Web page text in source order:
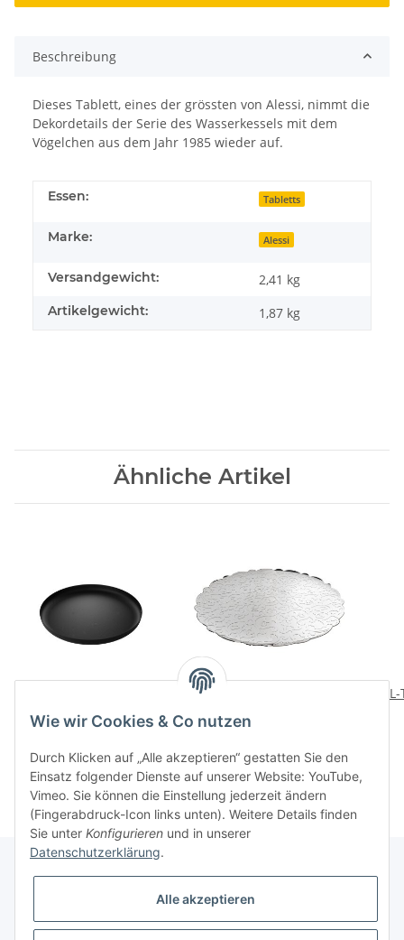
Beschreibung
Dieses Tablett, eines der grössten von Alessi, nimmt die
Dekordetails der Serie des Wasserkessels mit dem
Vögelchen aus dem Jahr 1985 wieder auf.
Essen: Tabletts
Marke: Alessi
Versandgewicht: 2,41 kg
Artikelgewicht: 1,87 kg
Ähnliche Artikel
schwarz
105,00 CHF*
DRESSED Platte rund
Wie wir Cookies & Co nutzen
Durch Klicken auf „Alle akzeptieren“ gestatten Sie den
Einsatz folgender Dienste auf unserer Website: YouTube,
Vimeo. Sie können die Einstellung jederzeit ändern
(Fingerabdruck-Icon links unten). Weitere Details finden
Sie unter Konfigurieren und in unserer
Datenschutzerklärung.
Alle akzeptieren